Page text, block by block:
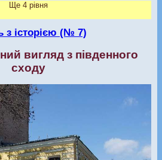
Ще 4 рівня
з історією (№ 7)
вигляд з південного
сходу